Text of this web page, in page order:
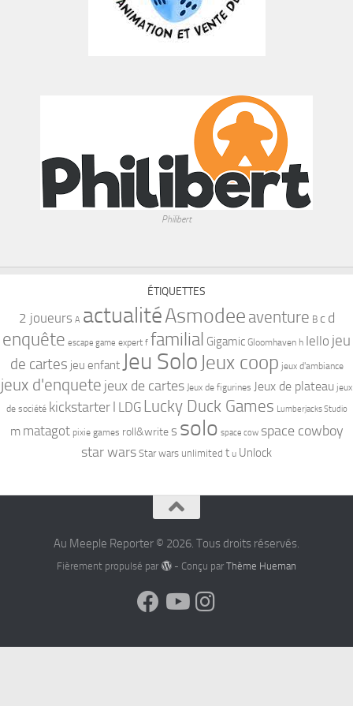
Philibert
ÉTIQUETTES
2 joueurs A actualitéAsmodee aventure B c d
enquête escape game expert f familial Gigamic Gloomhaven h Iello jeu
de cartes jeu enfant Jeu Solo Jeux coop jeux d'ambiance
jeux d'enquete jeux de cartes Jeux de figurines Jeux de plateau jeux
de société kickstarter l LDG Lucky Duck Games Lumberjacks Studio
m matagot pixie games roll&write s solo space cow space cowboy
star wars Star wars unlimited t u Unlock
Au Meeple Reporter © 2026. Tous droits réservés.
Fièrement propulsé par - Conçu par Thème Hueman